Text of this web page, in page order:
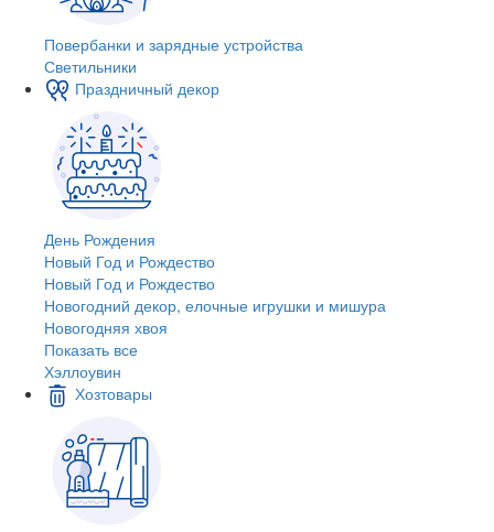
Повербанки и зарядные устройства
Светильники
Праздничный декор
День Рождения
Новый Год и Рождество
Новый Год и Рождество
Новогодний декор, елочные игрушки и мишура
Новогодняя хвоя
Показать все
Хэллоувин
Хозтовары